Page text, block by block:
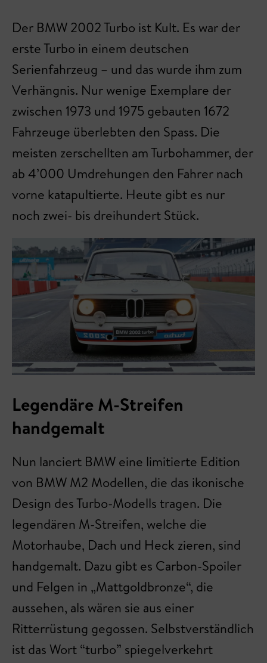
Der BMW 2002 Turbo ist Kult. Es war der
erste Turbo in einem deutschen
Serienfahrzeug – und das wurde ihm zum
Verhängnis. Nur wenige Exemplare der
zwischen 1973 und 1975 gebauten 1672
Fahrzeuge überlebten den Spass. Die
meisten zerschellten am Turbohammer, der
ab 4’000 Umdrehungen den Fahrer nach
vorne katapultierte. Heute gibt es nur
noch zwei- bis dreihundert Stück.
Legendäre M-Streifen
handgemalt
Nun lanciert BMW eine limitierte Edition
von BMW M2 Modellen, die das ikonische
Design des Turbo-Modells tragen. Die
legendären M-Streifen, welche die
Motorhaube, Dach und Heck zieren, sind
handgemalt. Dazu gibt es Carbon-Spoiler
und Felgen in „Mattgoldbronze“, die
aussehen, als wären sie aus einer
Ritterrüstung gegossen. Selbstverständlich
ist das Wort “turbo” spiegelverkehrt